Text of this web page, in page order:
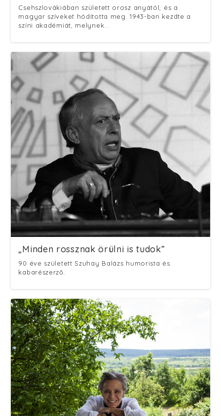
Csehszlovákiában született orosz anyától, és a
magyar szíveket hódította meg. 1943-ban kezdte a
színi akadémiát, melynek...
„Minden rossznak örülni is tudok”
90 éve született Szuhay Balázs humorista és
kabarészerző.